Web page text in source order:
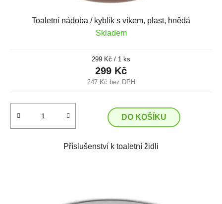
Toaletní nádoba / kyblík s víkem, plast, hnědá
Skladem
247 Kč bez DPH
299 Kč
Měrná
cena:
299 Kč / 1 ks
DO KOŠÍKU
Příslušenství k toaletní židli